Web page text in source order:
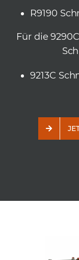
R9190
Für die
9213C